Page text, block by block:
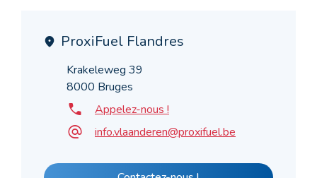
ProxiFuel Flandres
Krakeleweg 39
8000 Bruges
Appelez-nous !
info.vlaanderen@proxifuel.be